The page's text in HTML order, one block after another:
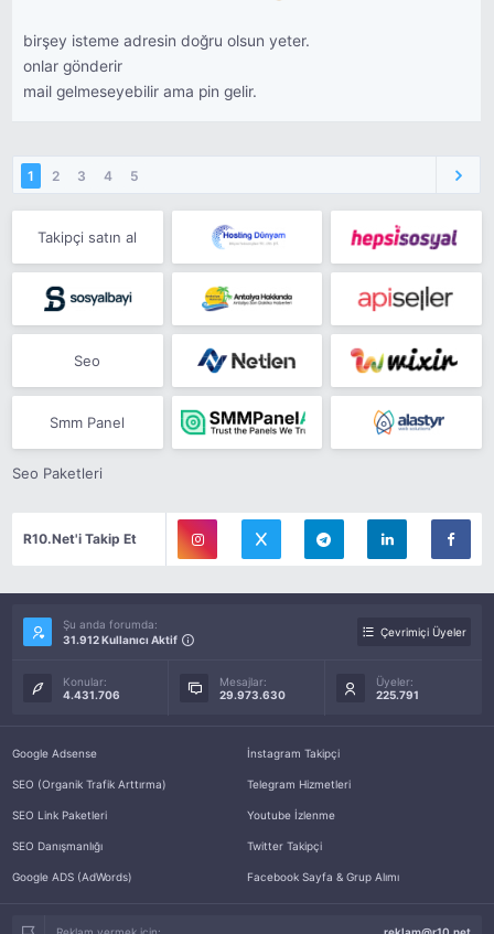
birşey isteme adresin doğru olsun yeter.
onlar gönderir
mail gelmeseyebilir ama pin gelir.
1 2 3 4 5
Takipçi satın al
Seo
Smm Panel
Seo Paketleri
R10.Net'i Takip Et
Şu anda forumda:
31.912 Kullanıcı Aktif
Çevrimiçi Üyeler
Konular:
4.431.706
Mesajlar:
29.973.630
Üyeler:
225.791
Google Adsense
SEO (Organik Trafik Arttırma)
SEO Link Paketleri
SEO Danışmanlığı
Google ADS (AdWords)
İnstagram Takipçi
Telegram Hizmetleri
Youtube İzlenme
Twitter Takipçi
Facebook Sayfa & Grup Alımı